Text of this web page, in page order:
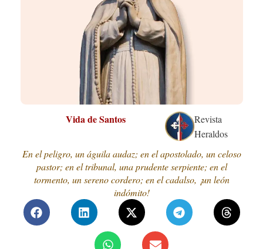
Vida de Santos
Revista
Heraldos
En el peligro, un águila audaz; en el apostolado, un celoso
pastor; en el tribunal, una prudente serpiente; en el
tormento, un sereno cordero; en el cadalso, ¡un león
indómito!